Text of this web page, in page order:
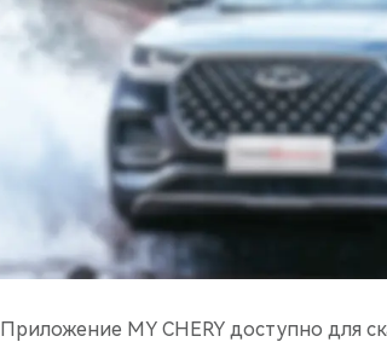
Приложение MY CHERY доступно для